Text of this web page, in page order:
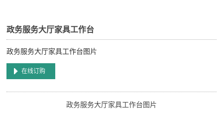
政务服务大厅家具工作台
政务服务大厅家具工作台图片
在线订购
政务服务大厅家具工作台图片